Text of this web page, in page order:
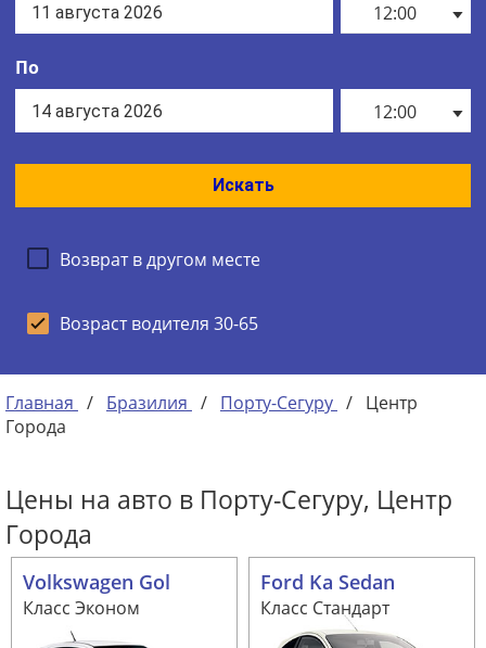
12:00
По
12:00
Искать
Возврат в другом месте
Возраст водителя 30-65
Главная / Бразилия / Порту-Сегуру / Центр
Города
Цены на авто в Порту-Сегуру, Центр
Города
Volkswagen Gol
Класс Эконом
Ford Ka Sedan
Класс Стандарт